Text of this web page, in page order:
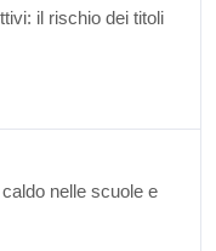
il rischio dei titoli
nelle scuole e